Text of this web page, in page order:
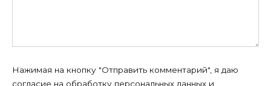
Нажимая на кнопку "Отправить комментарий", я даю
согласие на обработку персональных данных и